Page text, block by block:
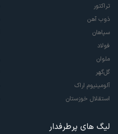
تراکتور
ذوب آهن
سپاهان
فولاد
ملوان
گل‌گهر
آلومینیوم اراک
استقلال خوزستان
لیگ های پرطرفدار